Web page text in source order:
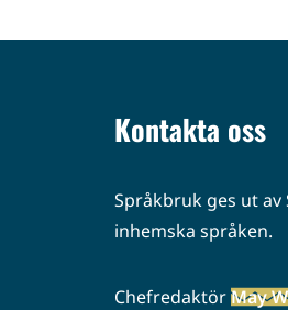
Kontakta oss
Språkbruk ges ut
inhemska språken.
ChefredaktörMay